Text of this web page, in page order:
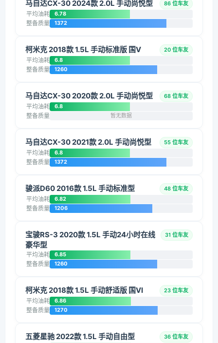
马自达CX-30 2024款 2.0L 手动尚悦型 86 位车友
平均油耗 6.78
整备质量 1372
柯米克 2018款 1.5L 手动标准版 国V 20 位车友
平均油耗 6.8
整备质量 1260
马自达CX-30 2020款 2.0L 手动尚悦型 68 位车友
平均油耗 6.8
整备质量 暂无数据
马自达CX-30 2021款 2.0L 手动尚悦型 55 位车友
平均油耗 6.8
整备质量 1372
骏派D60 2016款 1.5L 手动标准型 48 位车友
平均油耗 6.82
整备质量 1206
宝骏RS-3 2020款 1.5L 手动24小时在线
豪华型
31 位车友
平均油耗 6.85
整备质量 1260
柯米克 2018款 1.5L 手动舒适版 国VI 23 位车友
平均油耗 6.86
整备质量 1270
五菱星驰 2022款 1.5L 手动自由型 36 位车友